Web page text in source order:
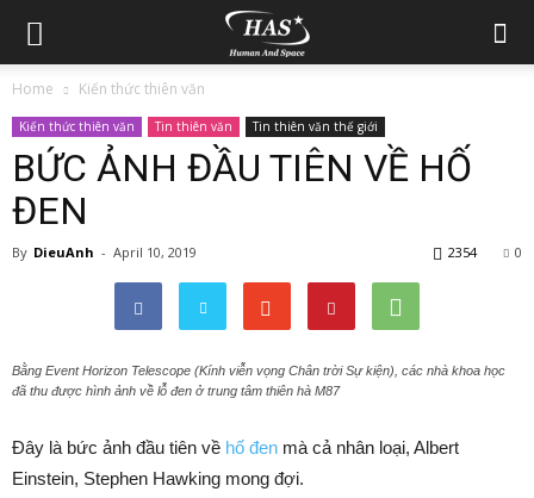
Home Kiến thức thiên văn
Kiến thức thiên văn Tin thiên văn Tin thiên văn thế giới
BỨC ẢNH ĐẦU TIÊN VỀ HỐ
ĐEN
By DieuAnh - April 10, 2019 0
2354
Bằng Event Horizon Telescope (Kính viễn vọng Chân trời Sự kiện), các nhà khoa học
đã thu được hình ảnh về lỗ đen ở trung tâm thiên hà M87
Đây là bức ảnh đầu tiên về hố đen mà cả nhân loại, Albert
Einstein, Stephen Hawking mong đợi.